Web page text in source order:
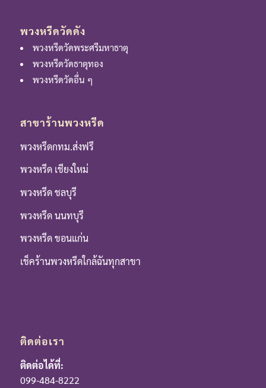
พวงหรีดวัดดัง
พวงหรีดวัดพระศรีมหาธาตุ
พวงหรีดวัดธาตุทอง
พวงหรีดวัดอื่น ๆ
สาขาร้านพวงหรีด
พวงหรีดกทม.ส่งฟรี
พวงหรีด เชียงใหม่
พวงหรีด ชลบุรี
พวงหรีด นนทบุรี
พวงหรีด ขอนแก่น
เช็คร้านพวงหรีดใกล้ฉันทุกสาขา
ติดต่อเรา
ติดต่อได้ที่:
099-484-8222